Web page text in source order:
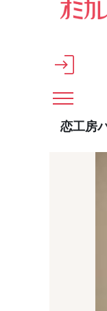
メインコンテンツへスキ
恋工房